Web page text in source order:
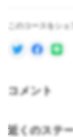
このコースをシェ
コメント
近くのステ